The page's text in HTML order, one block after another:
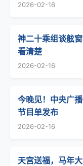
2026-02-16
神二十乘组谈舷
看清楚
2026-02-16
今晚见！中央广
节目单发布
2026-02-16
天宫送福，马年